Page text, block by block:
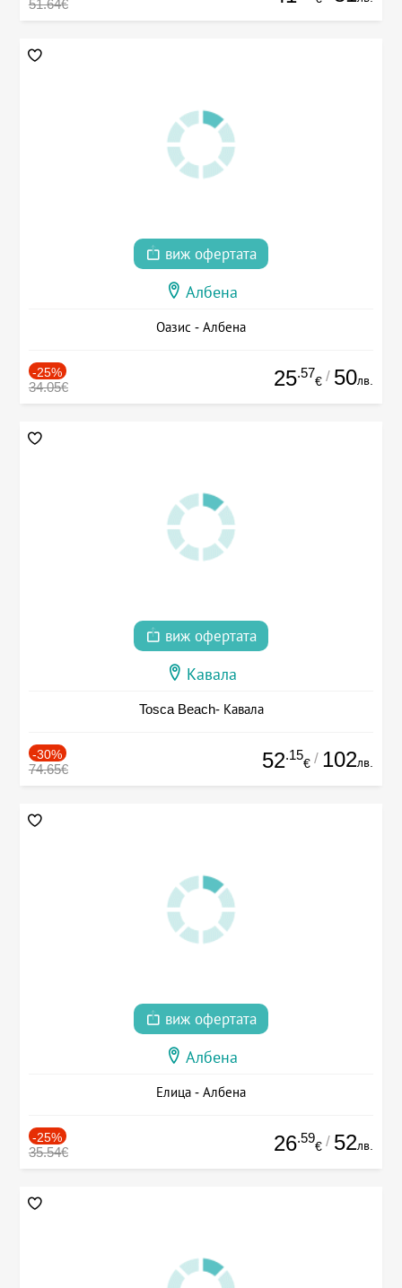
51.64€
виж офертата
Албена
Оазис - Албена
-25%
34.05€ 25.57
€ / 50лв.
виж офертата
Кавала
Tosca Beach- Кавала
-30%
74.65€ 52.15
€ / 102лв.
виж офертата
Албена
Елица - Албена
-25%
35.54€ 26.59
€ / 52лв.